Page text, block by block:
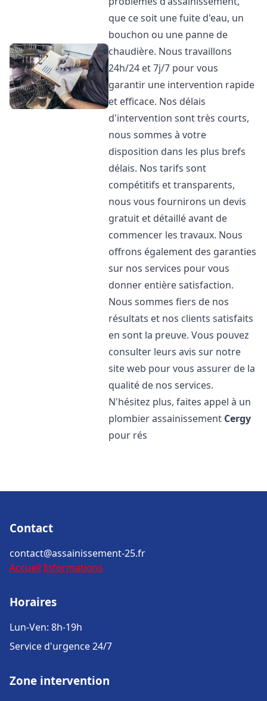
que ce soit une fuite d'eau, un
bouchon ou une panne de
chaudière. Nous travaillons
24h/24 et 7j/7 pour vous
garantir une intervention rapide
et efficace. Nos délais
d'intervention sont très courts,
nous sommes à votre
disposition dans les plus brefs
délais. Nos tarifs sont
compétitifs et transparents,
nous vous fournirons un devis
gratuit et détaillé avant de
commencer les travaux. Nous
offrons également des garanties
sur nos services pour vous
donner entière satisfaction.
Nous sommes fiers de nos
résultats et nos clients satisfaits
en sont la preuve. Vous pouvez
consulter leurs avis sur notre
site web pour vous assurer de la
qualité de nos services.
N'hésitez plus, faites appel à un
plombier assainissement Cergy
pour rés
Contact
contact@assainissement-25.fr
Accueil Informations
Horaires
Lun-Ven: 8h-19h
Service d'urgence 24/7
Zone intervention